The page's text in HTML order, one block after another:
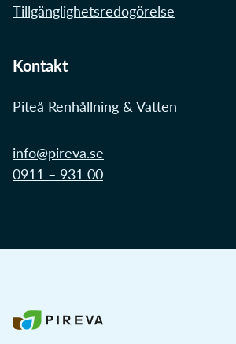
Tillgänglighetsredogörelse
Kontakt
Piteå Renhållning & Vatten
info@pireva.se
0911 – 931 00